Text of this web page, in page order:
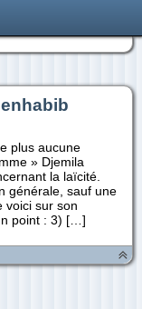
plus aucune
» Djemila
la laïcité.
générale, sauf une
voici sur son
point : 3) […]